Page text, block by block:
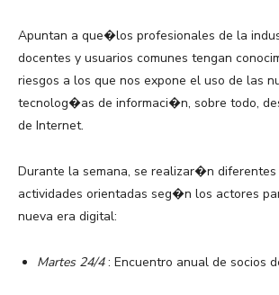
Apuntan a que�los profesionales de la
docentes y usuarios comunes tengan
riesgos a los que nos expone el uso de las
tecnolog�as de informaci�n, sobre todo,
de Internet.
Durante la semana, se realizar�n
actividades orientadas seg�n los actores
nueva era digital:
Martes 24/4: Encuentro anual de socios